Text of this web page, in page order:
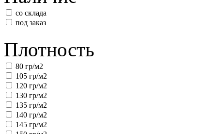
со склада
под заказ
Плотность
80 гр/м2
105 гр/м2
120 гр/м2
130 гр/м2
135 гр/м2
140 гр/м2
145 гр/м2